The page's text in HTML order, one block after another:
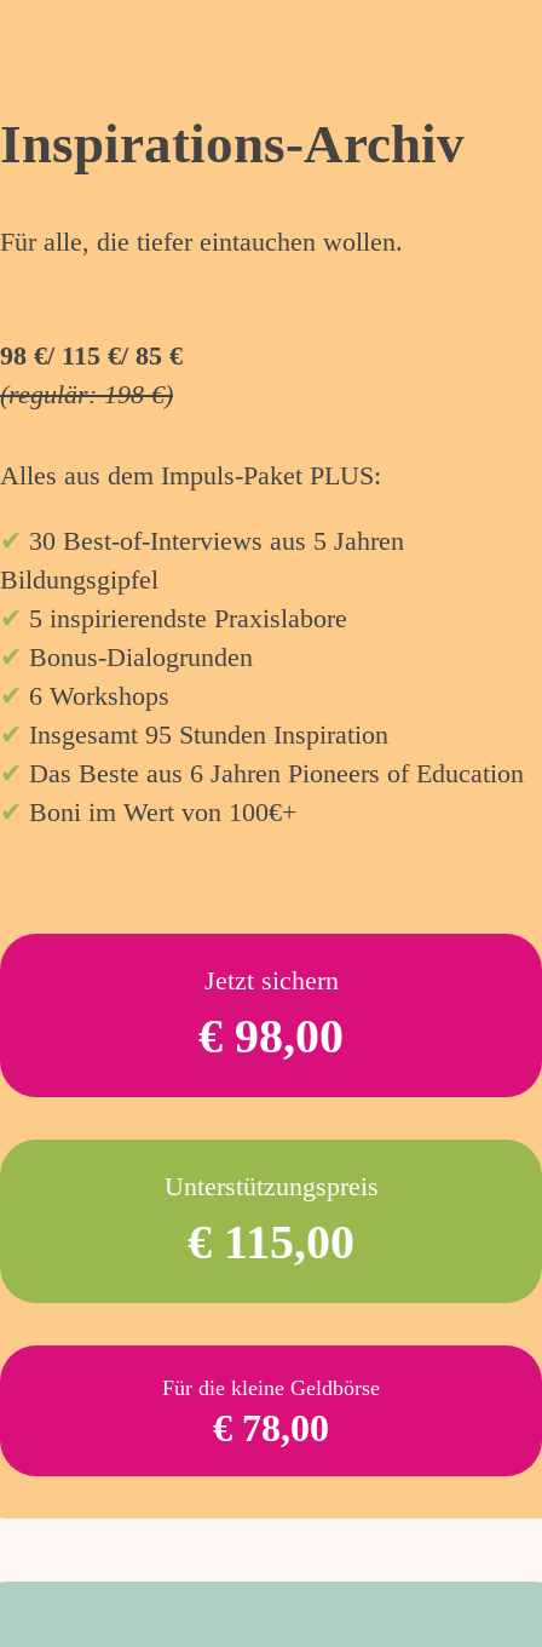
Inspirations-Archiv
Für alle, die tiefer eintauchen wollen.
98 €/ 115 €/ 85 €
(regulär: 198 €)
Alles aus dem Impuls-Paket PLUS:
✔ 30 Best-of-Interviews aus 5 Jahren
Bildungsgipfel
✔ 5 inspirierendste Praxislabore
✔ Bonus-Dialogrunden
✔ 6 Workshops
✔ Insgesamt 95 Stunden Inspiration
✔ Das Beste aus 6 Jahren Pioneers of Education
✔ Boni im Wert von 100€+
Jetzt sichern
€ 98,00
Unterstützungspreis
€ 115,00
Für die kleine Geldbörse
€ 78,00